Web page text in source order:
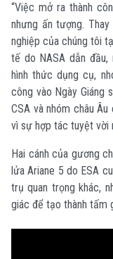
“Việc mở ra thành
nhưng ấn tượng.
nghiệp của chúng tôi
tế do NASA dẫn đầu,
hình thức dụng cụ,
công vào Ngày Giáng
CSA và nhóm châu
vì sự hợp tác tuyệt vời
Hai cánh của gương
lửa Ariane 5 do ESA
trụ quan trọng khác,
giác để tạo thành tấm